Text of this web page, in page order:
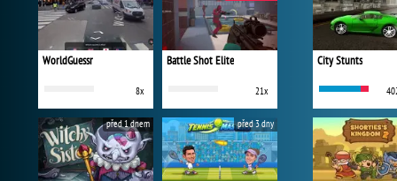
WorldGuessr
8x
Battle Shot Elite
21x
před 1 dnem před 3 dny
City Stunts